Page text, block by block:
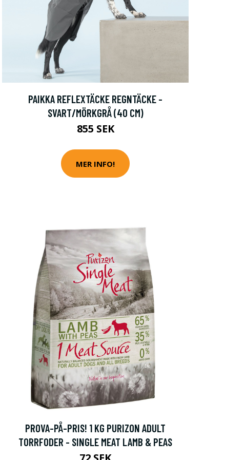
PAIKKA REFLEXTÄCKE REGNTÄCKE -
SVART/MÖRKGRÅ (40 CM)
855 SEK
MER INFO!
PROVA-PÅ-PRIS! 1 KG PURIZON ADULT
TORRFODER - SINGLE MEAT LAMB & PEAS